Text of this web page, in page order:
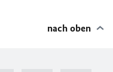
nach oben